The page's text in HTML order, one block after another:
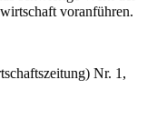
voranführen.
Nr. 1,